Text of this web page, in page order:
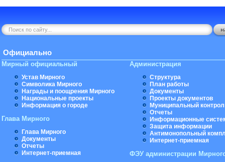
Официально
Мирный официальный
Устав Мирного
Символика Мирного
Награды и поощрения Мирного
Национальные проекты
Информация о городе
Глава Мирного
Глава Мирного
Документы
Отчеты
Интернет-приемная
Администрация
Структура
План работы
Документы
Проекты документов
Муниципальный
Отчеты
Информационные
Защита информации
Антимонопольный
Интернет-приемная
ФЭУ администрации